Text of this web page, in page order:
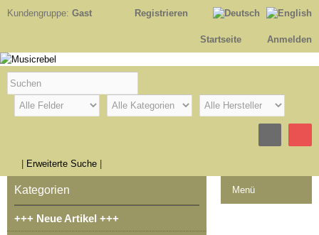
Kundengruppe: Gast Registrieren
Anmelden
Startseite
Erweiterte Suche
Menü
Kategorien
+++ Neue Artikel +++